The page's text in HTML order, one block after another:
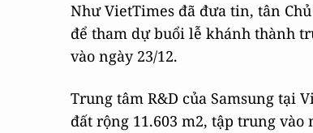
Như VietTimes đã đưa tin, tân
để tham dự buổi lễ khánh thành
vào ngày 23/12.
Trung tâm R&D của Samsung tại
đất rộng 11.603 m2, tập trung